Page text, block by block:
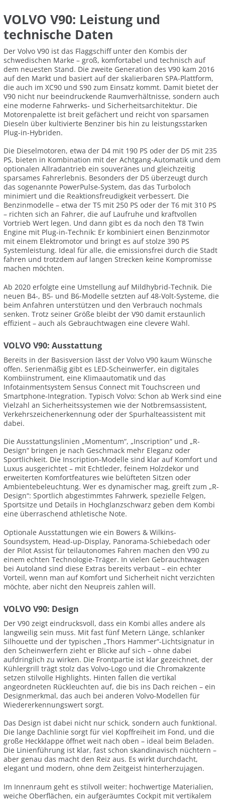
VOLVO V90: Leistung und
technische Daten
Der Volvo V90 ist das Flaggschiff unter den Kombis der
schwedischen Marke – groß, komfortabel und technisch auf
dem neuesten Stand. Die zweite Generation des V90 kam 2016
auf den Markt und basiert auf der skalierbaren SPA-Plattform,
die auch im XC90 und S90 zum Einsatz kommt. Damit bietet der
V90 nicht nur beeindruckende Raumverhältnisse, sondern auch
eine moderne Fahrwerks- und Sicherheitsarchitektur. Die
Motorenpalette ist breit gefächert und reicht von sparsamen
Dieseln über kultivierte Benziner bis hin zu leistungsstarken
Plug-in-Hybriden.
Die Dieselmotoren, etwa der D4 mit 190 PS oder der D5 mit 235
PS, bieten in Kombination mit der Achtgang-Automatik und dem
optionalen Allradantrieb ein souveränes und gleichzeitig
sparsames Fahrerlebnis. Besonders der D5 überzeugt durch
das sogenannte PowerPulse-System, das das Turboloch
minimiert und die Reaktionsfreudigkeit verbessert. Die
Benzinmodelle – etwa der T5 mit 250 PS oder der T6 mit 310 PS
– richten sich an Fahrer, die auf Laufruhe und kraftvollen
Vortrieb Wert legen. Und dann gibt es da noch den T8 Twin
Engine mit Plug-in-Technik: Er kombiniert einen Benzinmotor
mit einem Elektromotor und bringt es auf stolze 390 PS
Systemleistung. Ideal für alle, die emissionsfrei durch die Stadt
fahren und trotzdem auf langen Strecken keine Kompromisse
machen möchten.
Ab 2020 erfolgte eine Umstellung auf Mildhybrid-Technik. Die
neuen B4-, B5- und B6-Modelle setzten auf 48-Volt-Systeme, die
beim Anfahren unterstützen und den Verbrauch nochmals
senken. Trotz seiner Größe bleibt der V90 damit erstaunlich
effizient – auch als Gebrauchtwagen eine clevere Wahl.
VOLVO V90: Ausstattung
Bereits in der Basisversion lässt der Volvo V90 kaum Wünsche
offen. Serienmäßig gibt es LED-Scheinwerfer, ein digitales
Kombiinstrument, eine Klimaautomatik und das
Infotainmentsystem Sensus Connect mit Touchscreen und
Smartphone-Integration. Typisch Volvo: Schon ab Werk sind eine
Vielzahl an Sicherheitssystemen wie der Notbremsassistent,
Verkehrszeichenerkennung oder der Spurhalteassistent mit
dabei.
Die Ausstattungslinien „Momentum“, „Inscription“ und „R-
Design“ bringen je nach Geschmack mehr Eleganz oder
Sportlichkeit. Die Inscription-Modelle sind klar auf Komfort und
Luxus ausgerichtet – mit Echtleder, feinem Holzdekor und
erweiterten Komfortfeatures wie belüfteten Sitzen oder
Ambientebeleuchtung. Wer es dynamischer mag, greift zum „R-
Design“: Sportlich abgestimmtes Fahrwerk, spezielle Felgen,
Sportsitze und Details in Hochglanzschwarz geben dem Kombi
eine überraschend athletische Note.
Optionale Ausstattungen wie ein Bowers & Wilkins-
Soundsystem, Head-up-Display, Panorama-Schiebedach oder
der Pilot Assist für teilautonomes Fahren machen den V90 zu
einem echten Technologie-Träger. In vielen Gebrauchtwagen
bei Autoland sind diese Extras bereits verbaut – ein echter
Vorteil, wenn man auf Komfort und Sicherheit nicht verzichten
möchte, aber nicht den Neupreis zahlen will.
VOLVO V90: Design
Der V90 zeigt eindrucksvoll, dass ein Kombi alles andere als
langweilig sein muss. Mit fast fünf Metern Länge, schlanker
Silhouette und der typischen „Thors Hammer“-Lichtsignatur in
den Scheinwerfern zieht er Blicke auf sich – ohne dabei
aufdringlich zu wirken. Die Frontpartie ist klar gezeichnet, der
Kühlergrill trägt stolz das Volvo-Logo und die Chromakzente
setzen stilvolle Highlights. Hinten fallen die vertikal
angeordneten Rückleuchten auf, die bis ins Dach reichen – ein
Designmerkmal, das auch bei anderen Volvo-Modellen für
Wiedererkennungswert sorgt.
Das Design ist dabei nicht nur schick, sondern auch funktional.
Die lange Dachlinie sorgt für viel Kopffreiheit im Fond, und die
große Heckklappe öffnet weit nach oben – ideal beim Beladen.
Die Linienführung ist klar, fast schon skandinavisch nüchtern –
aber genau das macht den Reiz aus. Es wirkt durchdacht,
elegant und modern, ohne dem Zeitgeist hinterherzujagen.
Im Innenraum geht es stilvoll weiter: hochwertige Materialien,
weiche Oberflächen, ein aufgeräumtes Cockpit mit vertikalem